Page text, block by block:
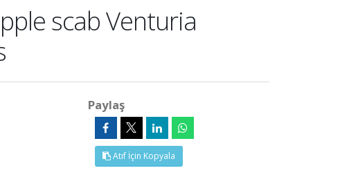
scab Venturia
Paylaş
Atıf İçin Kopyala